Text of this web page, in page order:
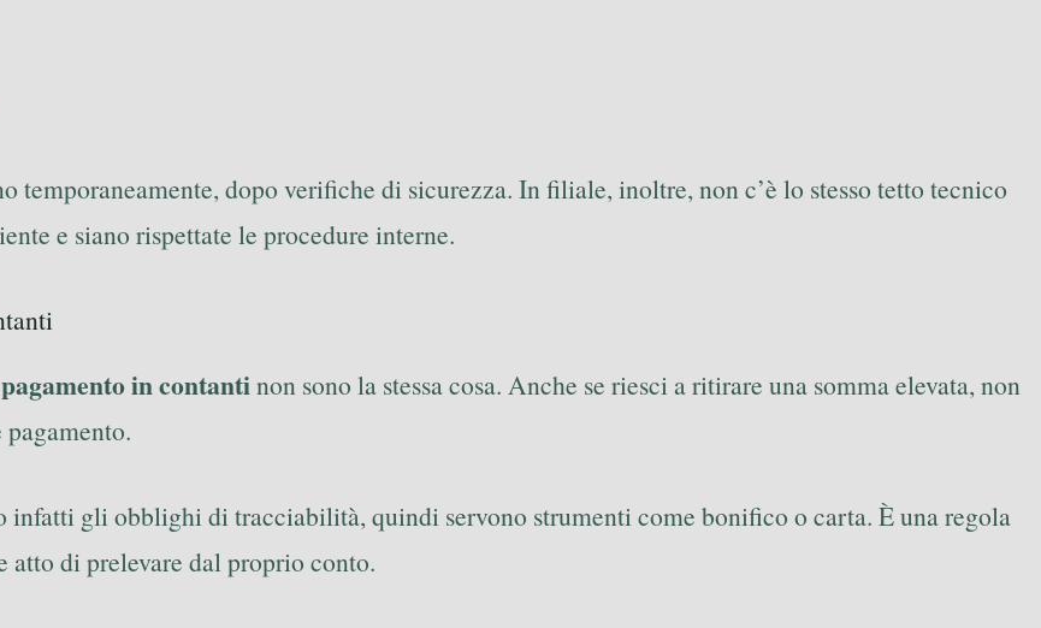
temporaneamente, dopo verifiche di sicurezza. In filiale, inoltre, non c’è lo stesso tetto tecnico
e siano rispettate le procedure interne.
pagamento in contantinon sono la stessa cosa. Anche se riesci a ritirare una somma elevata, non
infatti gli obblighi di tracciabilità, quindi servono strumenti come bonifico o carta. È una regola
atto di prelevare dal proprio conto.